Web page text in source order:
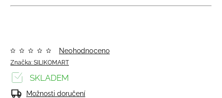
Značka: SILIKOMART
Neohodnoceno
SKLADEM
Možnosti doručení